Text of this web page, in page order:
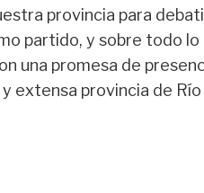
provincia para
partido, y sobre todo
una promesa de
extensa provincia de